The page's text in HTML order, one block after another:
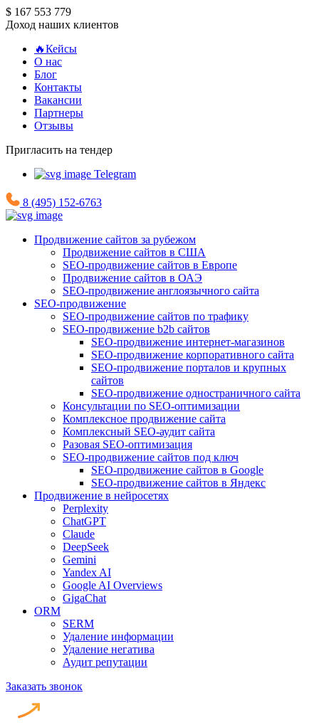
$ 167 553 779
Доход наших клиентов
🔥Кейсы
О нас
Блог
Контакты
Вакансии
Партнеры
Отзывы
Пригласить на тендер
Telegram
8 (495) 152-6763
Продвижение сайтов за рубежом
Продвижение сайтов в США
SEO-продвижение сайтов в Европе
Продвижение сайтов в ОАЭ
SEO-продвижение англоязычного сайта
SEO-продвижение
SEO-продвижение сайтов по трафику
SEO-продвижение b2b сайтов
SEO-продвижение интернет-магазинов
SEO-продвижение корпоративного сайта
SEO-продвижение порталов и крупных
сайтов
SEO-продвижение одностраничного сайта
Консультации по SEO-оптимизации
Комплексное продвижение сайта
Комплексный SEO-аудит сайта
Разовая SEO-оптимизация
SEO-продвижение сайтов под ключ
SEO-продвижение сайтов в Google
SEO-продвижение сайтов в Яндекс
Продвижение в нейросетях
Perplexity
ChatGPT
Claude
DeepSeek
Gemini
Yandex AI
Google AI Overviews
GigaChat
ORM
SERM
Удаление информации
Удаление негатива
Аудит репутации
Заказать звонок